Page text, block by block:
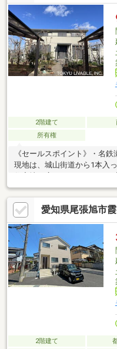
2階建て
所有権
《セールスポイント》・名
現地は、城山街道から1本入
住宅地が広がっています。
形です。・南側には広い庭
す。・平成１２年７月築の
量鉄骨造を採用しています。
側道路と西側道路の角地で
駐車場の東側には電動ゲー
ル設置（2024年中の売電収
後に区画整理組合からの清算
愛知県尾張旭市
2階建て